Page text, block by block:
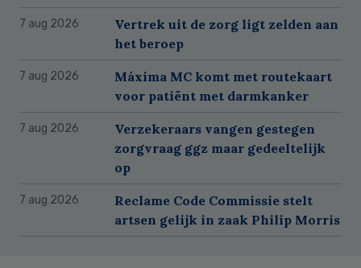
7 aug 2026
Vertrek uit de zorg ligt zelden aan
het beroep
7 aug 2026
Máxima MC komt met routekaart
voor patiënt met darmkanker
7 aug 2026
Verzekeraars vangen gestegen
zorgvraag ggz maar gedeeltelijk
op
7 aug 2026
Reclame Code Commissie stelt
artsen gelijk in zaak Philip Morris